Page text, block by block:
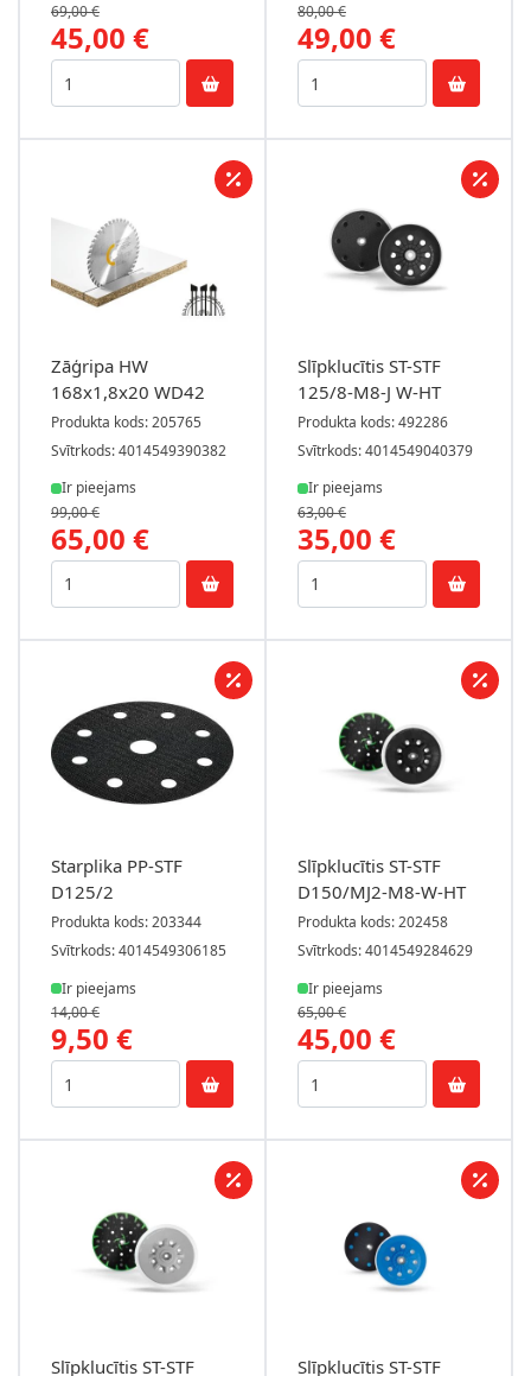
45,00 €
69,00 €
49,00 €
80,00 €
Zāģripa HW
168x1,8x20 WD42
Produkta kods: 205765
Svītrkods: 4014549390382
Ir pieejams
65,00 €
99,00 €
Slīpklucītis ST-STF
125/8-M8-J W-HT
Produkta kods: 492286
Svītrkods: 4014549040379
Ir pieejams
35,00 €
63,00 €
Starplika PP-STF
D125/2
Produkta kods: 203344
Svītrkods: 4014549306185
Ir pieejams
9,50 €
14,00 €
Slīpklucītis ST-STF
D150/MJ2-M8-W-HT
Produkta kods: 202458
Svītrkods: 4014549284629
Ir pieejams
45,00 €
65,00 €
Slīpklucītis ST-STF Slīpklucītis ST-STF